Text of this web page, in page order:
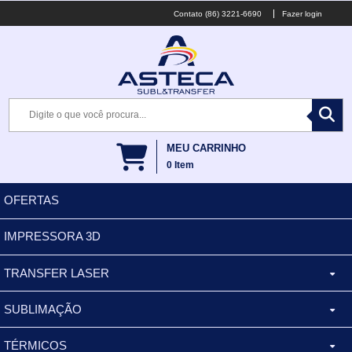
(86) 3221-6690 Fazer login
MEU CARRINHO
0 Item
OFERTAS
IMPRESSORA 3D
TRANSFER LASER
CANECA ALUMINIO
BALDES
SUBLIMAÇÃO
XÍCARA
TÉRMICOS